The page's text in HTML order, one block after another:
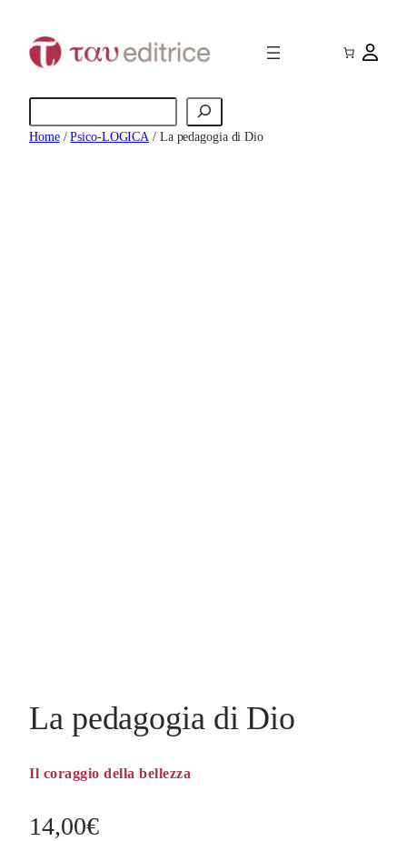
contenuto
Home/Psico-LOGICA / La pedagogia di Dio
La pedagogia di Dio
Il coraggio della bellezza
14,00€